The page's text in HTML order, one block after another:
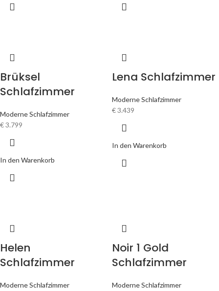
Brüksel
Schlafzimmer
Moderne Schlafzimmer
€3.799
In den Warenkorb
Lena Schlafzimmer
Moderne Schlafzimmer
€3.439
In den Warenkorb
Helen
Schlafzimmer
Moderne Schlafzimmer
Noir 1 Gold
Schlafzimmer
Moderne Schlafzimmer